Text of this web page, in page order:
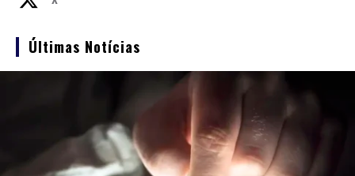
Últimas Notícias